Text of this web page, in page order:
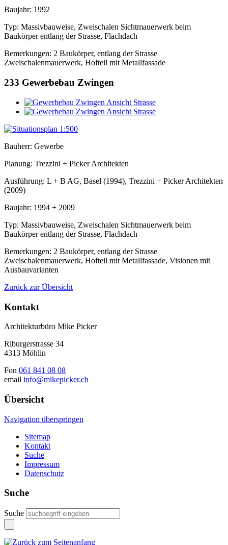
Baujahr: 1992
Typ: Massivbauweise, Zweischalen Sichtmauerwerk beim
Baukörper entlang der Strasse, Flachdach
Bemerkungen: 2 Baukörper, entlang der Strasse
Zweischalenmauerwerk, Hofteil mit Metallfassade
233 Gewerbebau Zwingen
Bauherr: Gewerbe
Planung: Trezzini + Picker Architekten
Ausführung: L + B AG, Basel (1994), Trezzini + Picker Architekten
(2009)
Baujahr: 1994 + 2009
Typ: Massivbauweise, Zweischalen Sichtmauerwerk beim
Baukörper entlang der Strasse, Flachdach
Bemerkungen: 2 Baukörper, entlang der Strasse
Zweischalenmauerwerk, Hofteil mit Metallfassade, Visionen mit
Ausbauvarianten
Zurück zur Übersicht
Kontakt
Architekturbüro Mike Picker
Riburgerstrasse 34
4313 Möhlin
Fon 061 841 08 08
email info@mikepicker.ch
Übersicht
Navigation überspringen
Sitemap
Kontakt
Suche
Impressum
Datenschutz
Suche
Suche